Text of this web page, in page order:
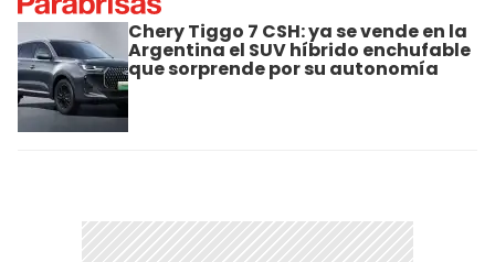
Chery Tiggo 7 CSH: ya se vende en la
Argentina el SUV híbrido enchufable
que sorprende por su autonomía